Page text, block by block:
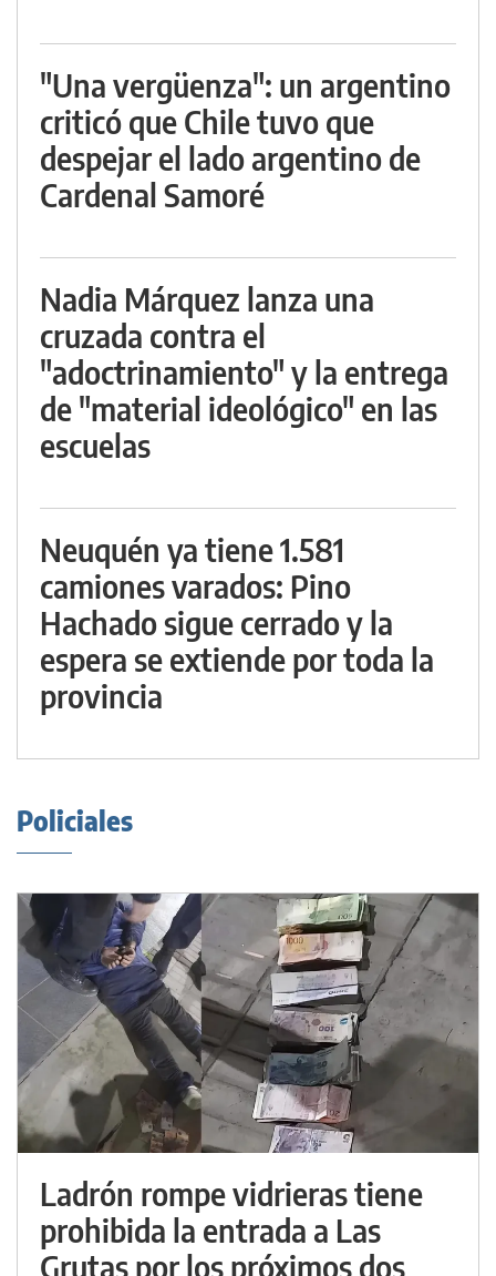
"Una vergüenza": un argentino
criticó que Chile tuvo que
despejar el lado argentino de
Cardenal Samoré
Nadia Márquez lanza una
cruzada contra el
"adoctrinamiento" y la entrega
de "material ideológico" en las
escuelas
Neuquén ya tiene 1.581
camiones varados: Pino
Hachado sigue cerrado y la
espera se extiende por toda la
provincia
Policiales
Ladrón rompe vidrieras tiene
prohibida la entrada a Las
Grutas por los próximos dos